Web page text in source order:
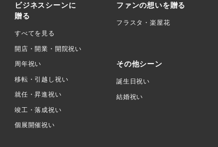
ビジネスシーンに
贈る
すべてを見る
開店・開業・開院祝い
周年祝い
移転・引越し祝い
就任・昇進祝い
竣工・落成祝い
個展開催祝い
ファンの想いを贈る
フラスタ・楽屋花
その他シーン
誕生日祝い
結婚祝い